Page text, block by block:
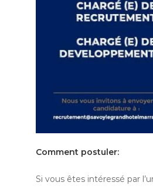
Comment postuler:
Si vous êtes intéressé par